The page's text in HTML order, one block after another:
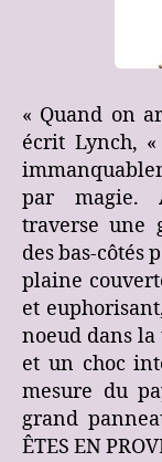
« Quand on
écrit Lynch,
par magie.
traverse une
des bas-côtés
plaine
et
noeud dans la
et un choc
mesure du
grand
ÊTES EN